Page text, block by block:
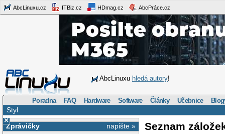
AbcLinuxu.cz ITBiz.cz HDmag.cz AbcPráce.cz
AbcLinuxu hledá autory!
Poradna FAQ Hardware Software Články Učebnice
Styl
×
napište »
Zprávičky
Seznam